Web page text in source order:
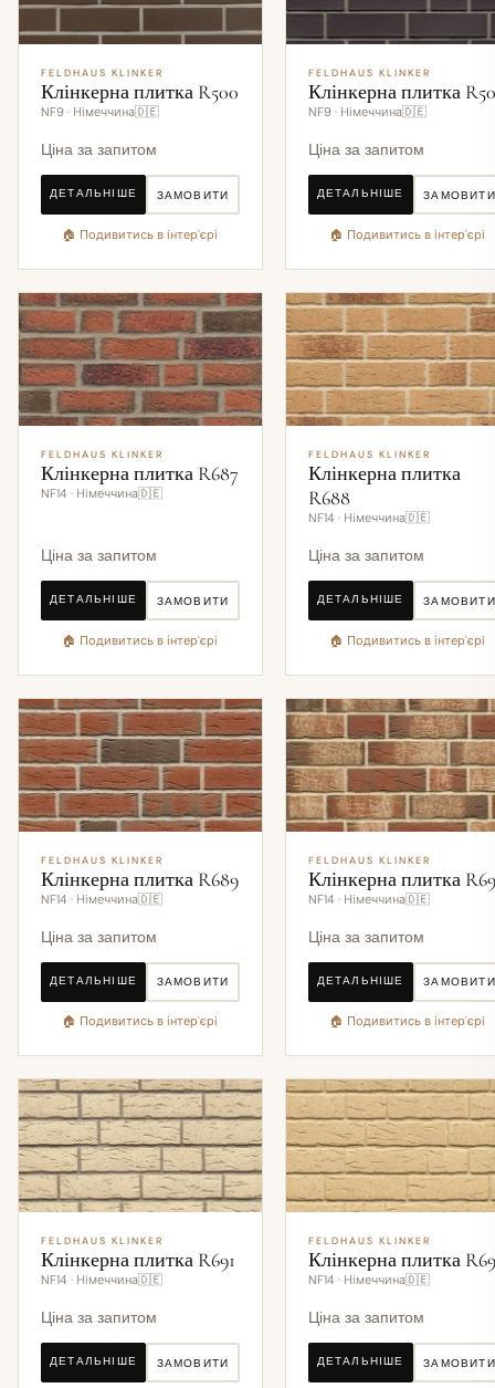
FELDHAUS KLINKER
Клінкерна плитка R500
NF9 · Німеччина🇩🇪
Ціна за запитом
ДЕТАЛЬНІШЕ ЗАМОВИТИ
🏠 Подивитись в інтер'єрі
FELDHAUS KLINKER
Клінкерна плитка
NF9 · Німеччина🇩🇪
Ціна за запитом
ДЕТАЛЬНІШЕ ЗАМОВИТИ
🏠 Подивитись в інтер'єрі
FELDHAUS KLINKER
Клінкерна плитка R687
NF14 · Німеччина🇩🇪
Ціна за запитом
ДЕТАЛЬНІШЕ ЗАМОВИТИ
🏠 Подивитись в інтер'єрі
FELDHAUS KLINKER
Клінкерна плитка
R688
NF14 · Німеччина🇩🇪
Ціна за запитом
ДЕТАЛЬНІШЕ ЗАМОВИТИ
🏠 Подивитись в інтер'єрі
FELDHAUS KLINKER
Клінкерна плитка R689
NF14 · Німеччина🇩🇪
Ціна за запитом
ДЕТАЛЬНІШЕ ЗАМОВИТИ
🏠 Подивитись в інтер'єрі
FELDHAUS KLINKER
Клінкерна плитка
NF14 · Німеччина🇩🇪
Ціна за запитом
ДЕТАЛЬНІШЕ ЗАМОВИТИ
🏠 Подивитись в інтер'єрі
FELDHAUS KLINKER
Клінкерна плитка R691
NF14 · Німеччина🇩🇪
Ціна за запитом
ДЕТАЛЬНІШЕ ЗАМОВИТИ
FELDHAUS KLINKER
Клінкерна плитка
NF14 · Німеччина🇩🇪
Ціна за запитом
ДЕТАЛЬНІШЕ ЗАМОВИТИ